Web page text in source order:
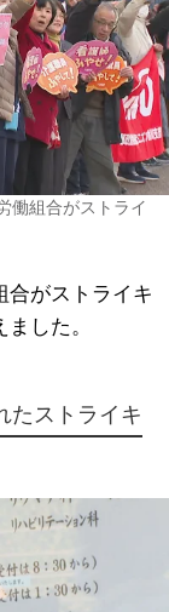
働組合がストライ
がストライキ
した。
たストライキ